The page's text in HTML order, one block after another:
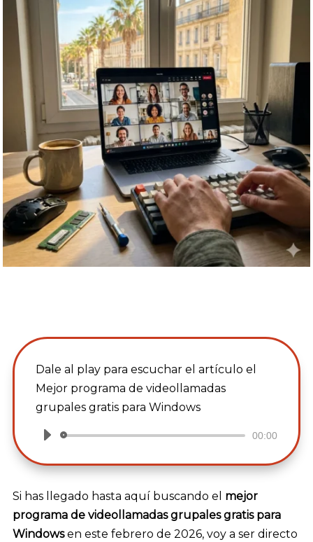
Dale al play para escuchar el artículo el
Mejor programa de videollamadas
grupales gratis para Windows
Reproductor
audio
00:00
Si has llegado hasta aquí buscando el mejor
programa de videollamadas grupales gratis para
Windowsen este febrero de 2026, voy a ser directo